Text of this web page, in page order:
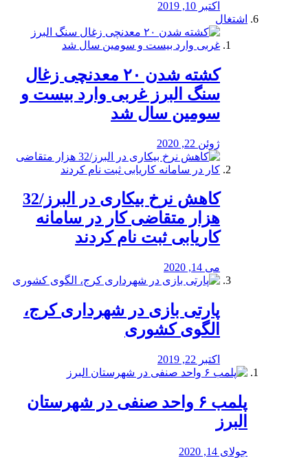
اکتبر 10, 2019
اشتغال
کشته شدن ۲۰ معدنچی زغال
سنگ البرز غربی وارد بیست و
سومین سال شد
ژوئن 22, 2020
کاهش نرخ بیکاری در البرز/32
هزار متقاضی کار در سامانه
کاریابی ثبت نام کردند
می 14, 2020
پارتی بازی در شهرداری کرج،
الگوی کشوری
اکتبر 22, 2019
پلمب ۶ واحد صنفی در شهرستان
البرز
جولای 14, 2020